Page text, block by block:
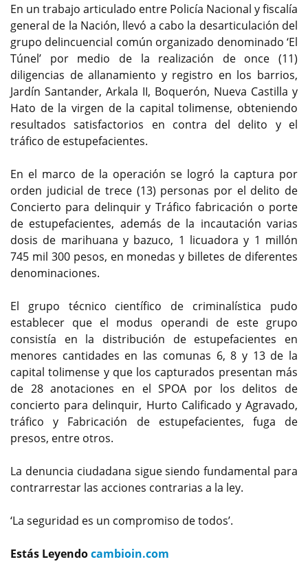
En un trabajo articulado entre Policía Nacional y fiscalía
general de la Nación, llevó a cabo la desarticulación del
grupo delincuencial común organizado denominado ‘El
Túnel’ por medio de la realización de once (11)
diligencias de allanamiento y registro en los barrios,
Jardín Santander, Arkala II, Boquerón, Nueva Castilla y
Hato de la virgen de la capital tolimense, obteniendo
resultados satisfactorios en contra del delito y el
tráfico de estupefacientes.
En el marco de la operación se logró la captura por
orden judicial de trece (13) personas por el delito de
Concierto para delinquir y Tráfico fabricación o porte
de estupefacientes, además de la incautación varias
dosis de marihuana y bazuco, 1 licuadora y 1 millón
745 mil 300 pesos, en monedas y billetes de diferentes
denominaciones.
El grupo técnico científico de criminalística pudo
establecer que el modus operandi de este grupo
consistía en la distribución de estupefacientes en
menores cantidades en las comunas 6, 8 y 13 de la
capital tolimense y que los capturados presentan más
de 28 anotaciones en el SPOA por los delitos de
concierto para delinquir, Hurto Calificado y Agravado,
tráfico y Fabricación de estupefacientes, fuga de
presos, entre otros.
La denuncia ciudadana sigue siendo fundamental para
contrarrestar las acciones contrarias a la ley.
‘La seguridad es un compromiso de todos’.
Estás Leyendocambioin.com